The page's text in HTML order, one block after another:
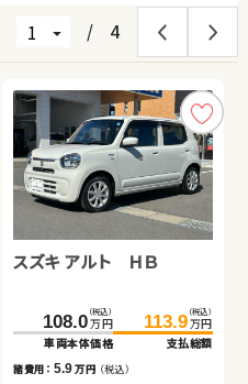
/ 4
スズキ アルト ＨＢ
108.0 （税込）
万円
車両本体価格
113.9 （税込）
万円
支払総額
諸費用： 5.9万円 （税込）
スズキ スイフト
234.8 （税込）
万円
車両本体価格
248.0 （税込）
万円
支払総額
諸費用： 13.2万円（税込）
トヨタ ヴェルファイア
222.3 （税込）
万円
車両本体価格
233.6 （税込）
万円
支払総額
諸費用： 11.3万円（税込）
トヨタ アルファード
615.7 （税込）
万円
車両本体価格
629.2 （税込）
万円
支払総額
諸費用： 13.5万円（税込）